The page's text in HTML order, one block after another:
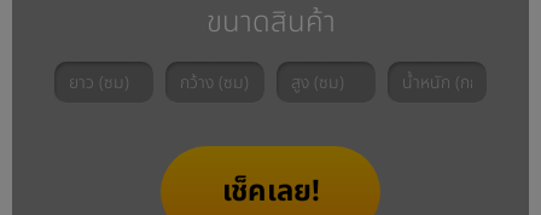
ขนาดสินค้า
เช็คเลย!